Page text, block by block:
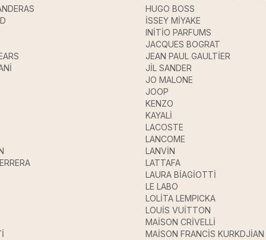
HUGO BOSS
İSSEY MİYAKE
INİTİO PARFUMS
JACQUES BOGRAT
JEAN PAUL GAULTİER
JİL SANDER
JO MALONE
JOOP
KENZO
KAYALİ
LACOSTE
LANCOME
LANVİN
LATTAFA
LAURA BİAGİOTTİ
LE LABO
LOLİTA LEMPICKA
LOUİS VUİTTON
MAİSON CRİVELLİ
MAİSON FRANCİS KURKDJİAN